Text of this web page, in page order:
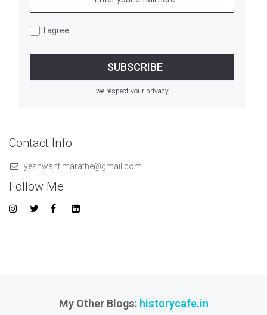
I agree
we respect your privacy
Contact Info
yeshwant.marathe@gmail.com
Follow Me
My Other Blogs: historycafe.in